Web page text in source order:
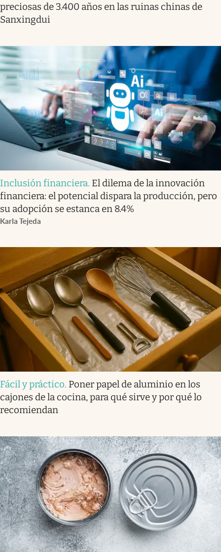
preciosas de 3.400 años en las ruinas chinas de
Sanxingdui
Inclusión financiera. El dilema de la innovación
financiera: el potencial dispara la producción, pero
su adopción se estanca en 8.4%
Karla Tejeda
Fácil y práctico. Poner papel de aluminio en los
cajones de la cocina, para qué sirve y por qué lo
recomiendan